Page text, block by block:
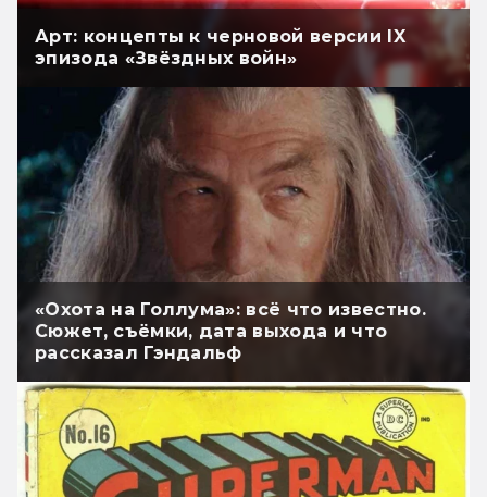
Арт: концепты к черновой версии IX
эпизода «Звёздных войн»
«Охота на Голлума»: всё что известно.
Сюжет, съёмки, дата выхода и что
рассказал Гэндальф